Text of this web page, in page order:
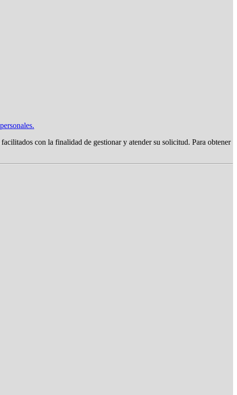
con la finalidad de gestionar y atender su solicitud. Para obtener